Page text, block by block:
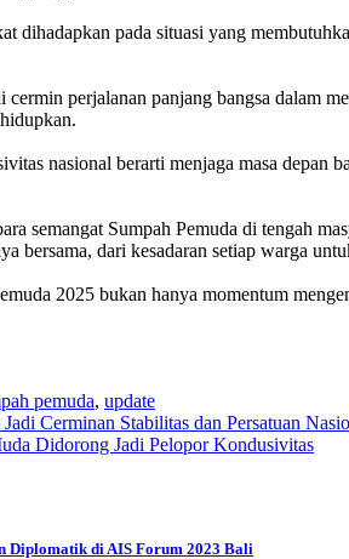
pada situasi yang
perjalanan panjang bangsa dalam
nasional berarti menjaga masa
semangat Sumpah Pemuda di tengah
bersama, dari kesadaran setiap warga
2025 bukan hanya momentum
pemuda, update
Cerminan Stabilitas dan Persatuan
Didorong Jadi Pelopor Kondusivitas
Diplomatik di AIS Forum 2023 Bali